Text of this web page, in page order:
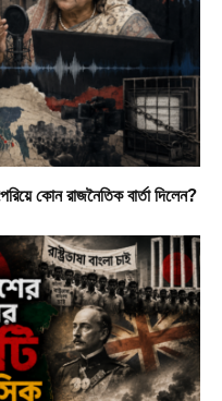
কোন রাজনৈতিক বার্তা দিলেন?